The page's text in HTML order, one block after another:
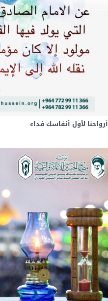
أرواحنا لأول أنفاسك فداء